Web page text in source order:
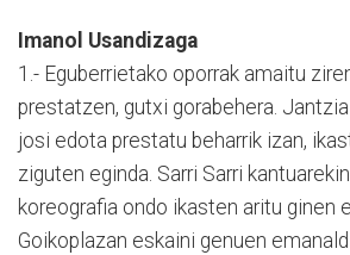
Imanol Usandizaga
1.- Eguberrietako oporrak amaitu
prestatzen, gutxi gorabehera.
josi edota prestatu beharrik izan,
ziguten eginda. Sarri Sarri
koreografia ondo ikasten aritu ginen
Goikoplazan eskaini genuen